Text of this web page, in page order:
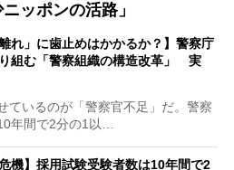
ッポンの活路」
離れ」に歯止めはかかるか？】警察庁
組む「警察組織の構造改革」 実
いるのが「警察官不足」だ。警察
年間で2分の1以…
機】採用試験受験者数は10年間で2